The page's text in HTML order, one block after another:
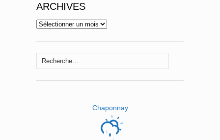
ARCHIVES
Archives
Rechercher :
Chaponnay